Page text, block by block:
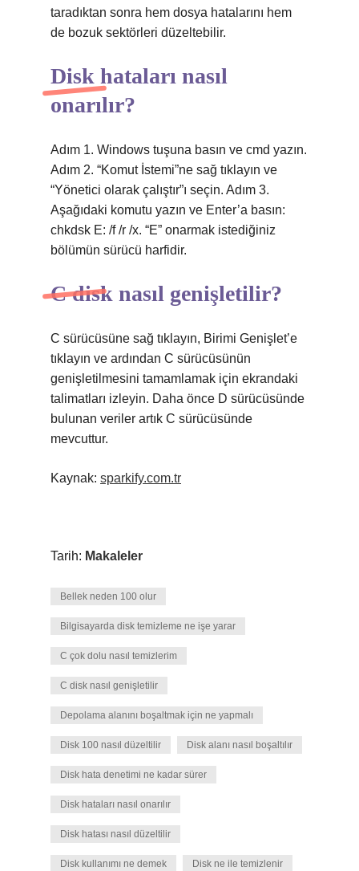
taradıktan sonra hem dosya hatalarını hem
de bozuk sektörleri düzeltebilir.
Disk hataları nasıl
onarılır?
Adım 1. Windows tuşuna basın ve cmd yazın.
Adım 2. “Komut İstemi”ne sağ tıklayın ve
“Yönetici olarak çalıştır”ı seçin. Adım 3.
Aşağıdaki komutu yazın ve Enter’a basın:
chkdsk E: /f /r /x. “E” onarmak istediğiniz
bölümün sürücü harfidir.
C disk nasıl genişletilir?
C sürücüsüne sağ tıklayın, Birimi Genişlet’e
tıklayın ve ardından C sürücüsünün
genişletilmesini tamamlamak için ekrandaki
talimatları izleyin. Daha önce D sürücüsünde
bulunan veriler artık C sürücüsünde
mevcuttur.
Kaynak: sparkify.com.tr
Tarih: Makaleler
Bellek neden 100 olur
Bilgisayarda disk temizleme ne işe yarar
C çok dolu nasıl temizlerim
C disk nasıl genişletilir
Depolama alanını boşaltmak için ne yapmalı
Disk 100 nasıl düzeltilir Disk alanı nasıl boşaltılır
Disk hata denetimi ne kadar sürer
Disk hataları nasıl onarılır
Disk hatası nasıl düzeltilir
Disk kullanımı ne demek Disk ne ile temizlenir